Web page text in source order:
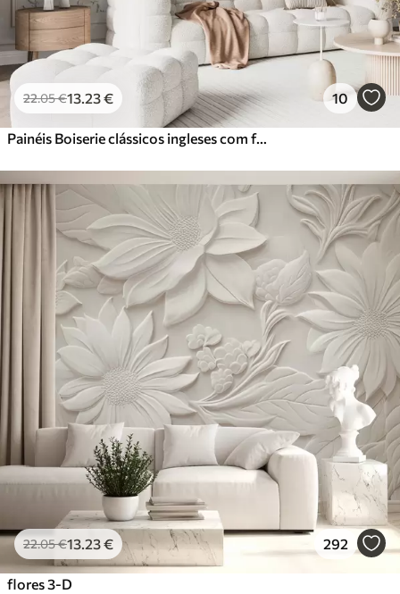
22.05€13.23€ 10
Painéis Boiserie clássicos ingleses com folhas
22.05€13.23€ 292
flores 3-D